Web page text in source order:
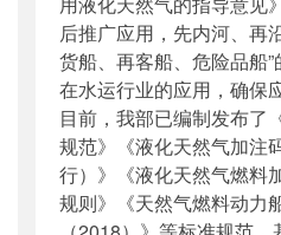
后推广应用，先内河、再
货船、再客船、危险品船
在水运行业的应用，确保
目前，我部已编制发布了
规范》《液化天然气加注
行）》《液化天然气燃料
规则》《天然气燃料动力